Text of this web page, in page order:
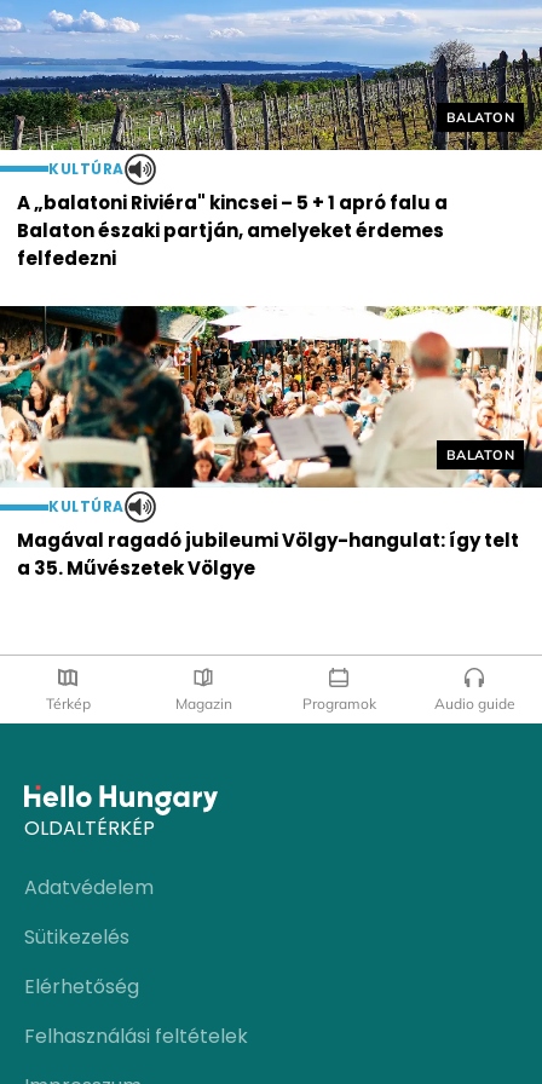
Helyszín
BALATON
KULTÚRA
A „balatoni Riviéra" kincsei – 5 + 1 apró falu a
Balaton északi partján, amelyeket érdemes
felfedezni
Helyszín
BALATON
KULTÚRA
Magával ragadó jubileumi Völgy-hangulat: így telt
a 35. Művészetek Völgye
Térkép Magazin Programok Audio guide
OLDALTÉRKÉP
Adatvédelem
Sütikezelés
Elérhetőség
Felhasználási feltételek